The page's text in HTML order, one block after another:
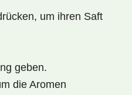
um ihren Saft
geben.
die Aromen